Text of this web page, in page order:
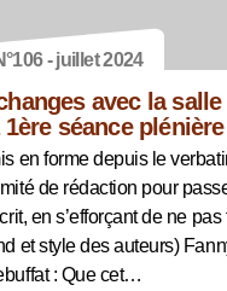
- juillet 2024
avec la
1ère séance plénière
en forme depuis le
de rédaction pour
en s’efforçant de ne pas
et style des auteurs)
: Que cet…